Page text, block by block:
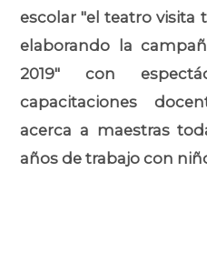
escolar "el teatro visita
elaborando la
2019" con
capacitaciones
acerca a maestras
años de trabajo con